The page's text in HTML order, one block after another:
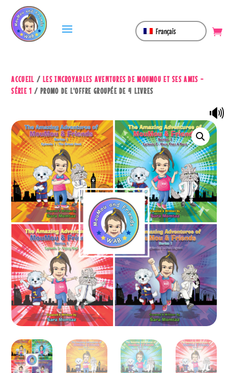
Français
ACCUEIL / LES INCROYABLES AVENTURES DE MOUMOU ET SES AMIS -
SÉRIE 1 / PROMO DE L'OFFRE GROUPÉE DE 4 LIVRES
🔊